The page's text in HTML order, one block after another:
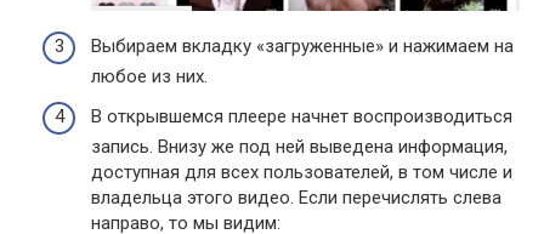
Выбираем вкладку «загруженные» и нажимаем на
любое из них.
В открывшемся плеере начнет воспроизводиться
запись. Внизу же под ней выведена информация,
доступная для всех пользователей, в том числе и
владельца этого видео. Если перечислять слева
направо, то мы видим: